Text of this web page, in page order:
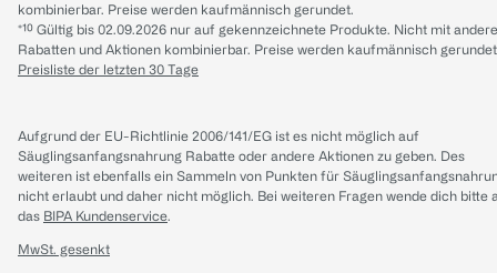
kombinierbar. Preise werden kaufmännisch gerundet.
*¹⁰ Gültig bis 02.09.2026 nur auf gekennzeichnete Produkte. Nicht mit
Rabatten und Aktionen kombinierbar. Preise werden kaufmännisch
Preisliste der letzten 30 Tage
Aufgrund der EU-Richtlinie 2006/141/EG ist es nicht möglich auf
Säuglingsanfangsnahrung Rabatte oder andere Aktionen zu geben. Des
weiteren ist ebenfalls ein Sammeln von Punkten für
nicht erlaubt und daher nicht möglich. Bei weiteren Fragen wende dich bitte
das BIPA Kundenservice.
MwSt. gesenkt